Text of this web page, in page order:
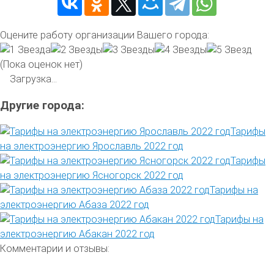
Оцените работу организации Вашего города:
(Пока оценок нет)
Загрузка...
Другие города:
Тарифы
на электроэнергию Ярославль 2022 год
Тарифы
на электроэнергию Ясногорск 2022 год
Тарифы на
электроэнергию Абаза 2022 год
Тарифы на
электроэнергию Абакан 2022 год
Комментарии и отзывы: